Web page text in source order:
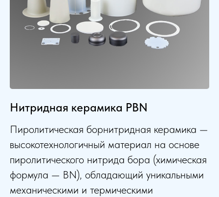
Нитридная керамика PBN
Пиролитическая борнитридная керамика —
высокотехнологичный материал на основе
пиролитического нитрида бора (химическая
формула — BN), обладающий уникальными
механическими и термическими